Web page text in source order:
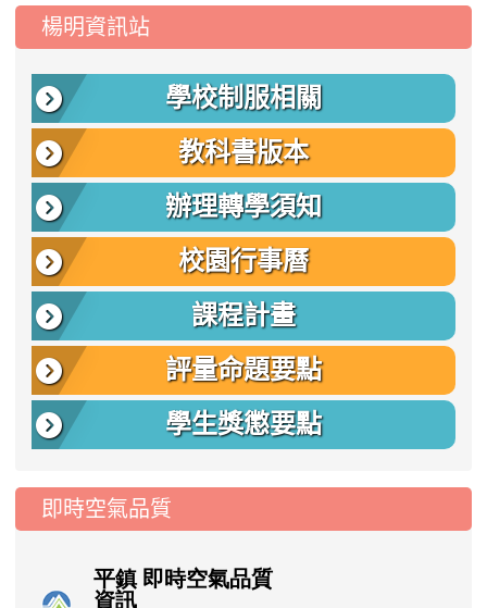
::: 楊明資訊站
學校制服相關
教科書版本
辦理轉學須知
校園行事曆
課程計畫
評量命題要點
學生獎懲要點
即時空氣品質